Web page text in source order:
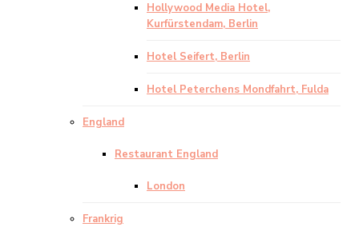
Hollywood Media Hotel,
Kurfürstendam, Berlin
Hotel Seifert, Berlin
Hotel Peterchens Mondfahrt, Fulda
England
Restaurant England
London
Frankrig